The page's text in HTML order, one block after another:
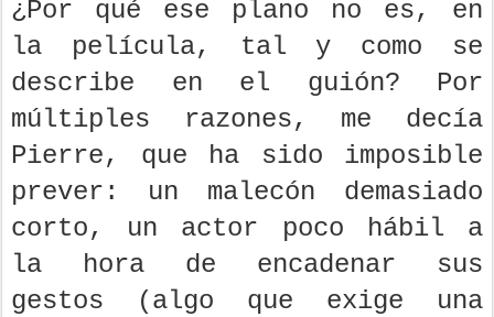
¿Por qué ese plano no es, en
la película, tal y como se
describe en el guión? Por
múltiples razones, me decía
Pierre, que ha sido imposible
prever: un malecón demasiado
corto, un actor poco hábil a
la hora de encadenar sus
gestos (algo que exige una